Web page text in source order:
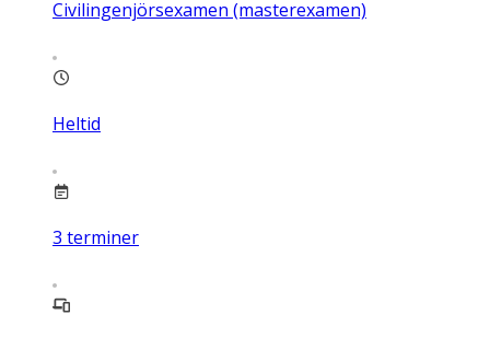
Civilingenjörsexamen (masterexamen)
Heltid
3 terminer